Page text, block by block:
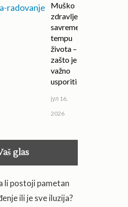
Muško
zdravlje u
savremenom
tempu
života –
zašto je
važno
usporiti
јул 16,
2026
glas
li postoji pametan
ili je sve iluzija?